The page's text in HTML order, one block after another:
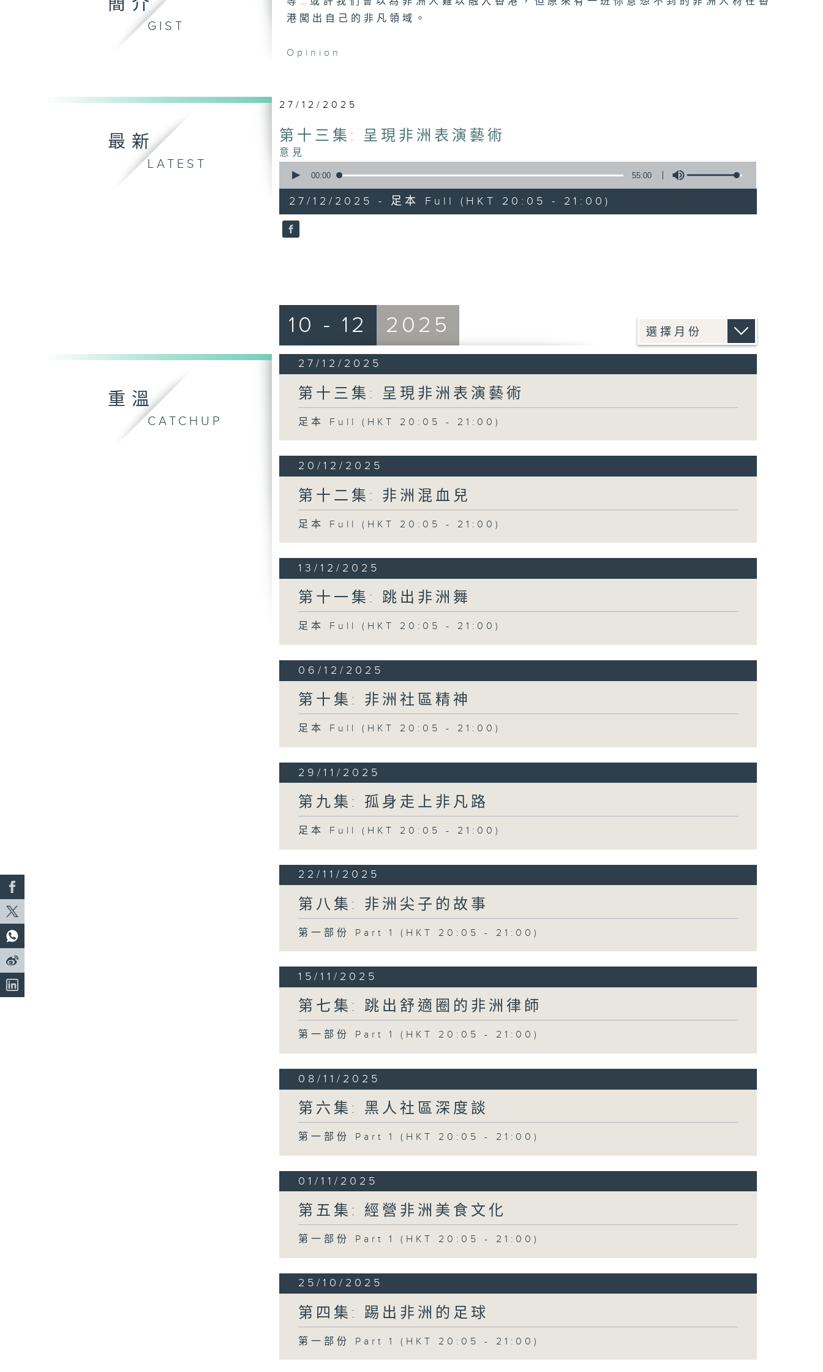
簡介
GIST
港闖出自己的非凡領域。
Opinion
最新
LATEST
27/12/2025
第十三集: 呈現非洲表演藝術
意見
seconds
55
minutes,
0
seconds
90%
00:00 55:00
27/12/2025 - 足本 Full (HKT 20:05 - 21:00)
重溫
CATCHUP
10 - 12 2025
27/12/2025
第十三集: 呈現非洲表演藝術
足本 Full (HKT 20:05 - 21:00)
20/12/2025
第十二集: 非洲混血兒
足本 Full (HKT 20:05 - 21:00)
13/12/2025
第十一集: 跳出非洲舞
足本 Full (HKT 20:05 - 21:00)
06/12/2025
第十集: 非洲社區精神
足本 Full (HKT 20:05 - 21:00)
29/11/2025
第九集: 孤身走上非凡路
足本 Full (HKT 20:05 - 21:00)
22/11/2025
第八集: 非洲尖子的故事
第一部份 Part 1 (HKT 20:05 - 21:00)
15/11/2025
第七集: 跳出舒適圈的非洲律師
第一部份 Part 1 (HKT 20:05 - 21:00)
08/11/2025
第六集: 黑人社區深度談
第一部份 Part 1 (HKT 20:05 - 21:00)
01/11/2025
第五集: 經營非洲美食文化
第一部份 Part 1 (HKT 20:05 - 21:00)
25/10/2025
第四集: 踢出非洲的足球
第一部份 Part 1 (HKT 20:05 - 21:00)